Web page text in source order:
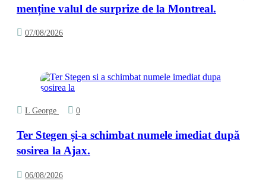
menține valul de surprize de la Montreal.
07/08/2026
L George 0
Ter Stegen și-a schimbat numele imediat după
sosirea la Ajax.
06/08/2026